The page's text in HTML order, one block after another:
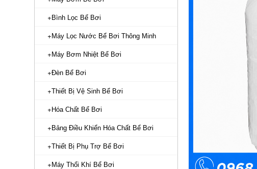
Bình Lọc Bể Bơi
Máy Lọc Nước Bể Bơi Thông Minh
Máy Bơm Nhiệt Bể Bơi
Đèn Bể Bơi
Thiết Bị Vệ Sinh Bể Bơi
Hóa Chất Bể Bơi
Bảng Điều Khiển Hóa Chất Bể Bơi
Thiết Bị Phụ Trợ Bể Bơi
Máy Thổi Khí Bể Bơi